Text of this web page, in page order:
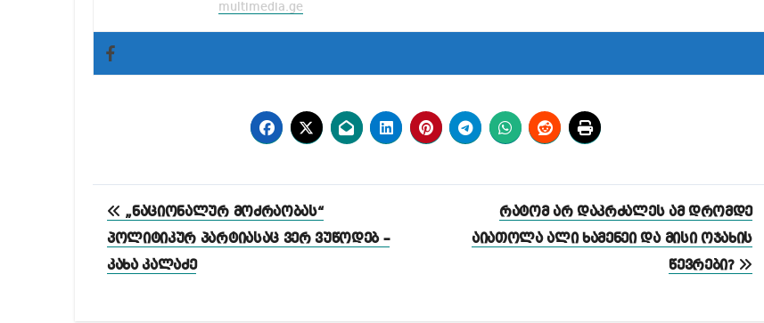
multimedia.ge
პოსტის
ნავიგაცია
„ნაციონალურ მოძრაობას“
პოლიტიკურ პარტიასაც ვერ ვუწოდებ –
კახა კალაძე
რატომ არ დაკრძალეს ამ დრომდე
აიათოლა ალი ხამენეი და მისი ოჯახის
წევრები?